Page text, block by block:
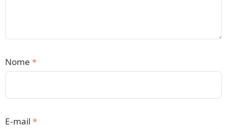
Nome *
E-mail *